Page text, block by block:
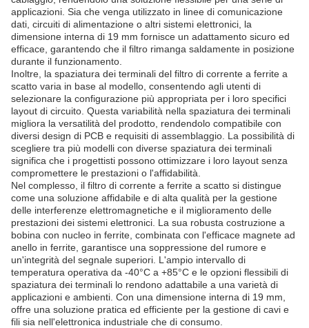
applicazioni. Sia che venga utilizzato in linee di comunicazione
dati, circuiti di alimentazione o altri sistemi elettronici, la
dimensione interna di 19 mm fornisce un adattamento sicuro ed
efficace, garantendo che il filtro rimanga saldamente in posizione
durante il funzionamento.
Inoltre, la spaziatura dei terminali del filtro di corrente a ferrite a
scatto varia in base al modello, consentendo agli utenti di
selezionare la configurazione più appropriata per i loro specifici
layout di circuito. Questa variabilità nella spaziatura dei terminali
migliora la versatilità del prodotto, rendendolo compatibile con
diversi design di PCB e requisiti di assemblaggio. La possibilità di
scegliere tra più modelli con diverse spaziatura dei terminali
significa che i progettisti possono ottimizzare i loro layout senza
compromettere le prestazioni o l'affidabilità.
Nel complesso, il filtro di corrente a ferrite a scatto si distingue
come una soluzione affidabile e di alta qualità per la gestione
delle interferenze elettromagnetiche e il miglioramento delle
prestazioni dei sistemi elettronici. La sua robusta costruzione a
bobina con nucleo in ferrite, combinata con l'efficace magnete ad
anello in ferrite, garantisce una soppressione del rumore e
un'integrità del segnale superiori. L'ampio intervallo di
temperatura operativa da -40°C a +85°C e le opzioni flessibili di
spaziatura dei terminali lo rendono adattabile a una varietà di
applicazioni e ambienti. Con una dimensione interna di 19 mm,
offre una soluzione pratica ed efficiente per la gestione di cavi e
fili sia nell'elettronica industriale che di consumo.